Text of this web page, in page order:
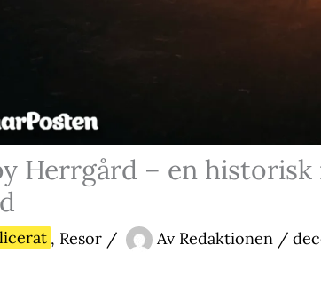
Herrgård – en
, Resor / Av Redaktionen /